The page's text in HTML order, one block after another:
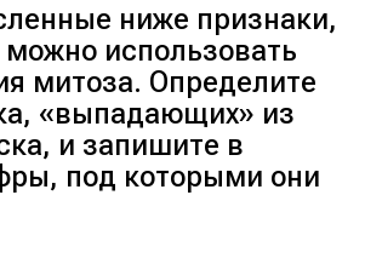
хромосом. Таким
профазе митоза в
содержаться 80
хромосом.
ниже признаки,
можно использовать
митоза. Определите
«выпадающих» из
и запишите в
под которыми они